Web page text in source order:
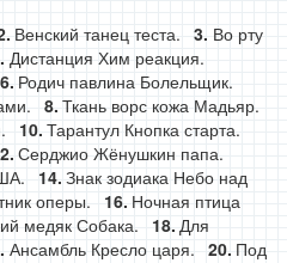
Венский танец теста.
Во рту
Дистанция Хим реакция.
Родич павлина Болельщик.
Ткань ворс кожа Мадьяр.
Тарантул Кнопка старта.
Серджио Жёнушкин папа.
Знак зодиака Небо над
оперы.
Ночная птица
медяк Собака.
Для
Ансамбль Кресло царя.
Под